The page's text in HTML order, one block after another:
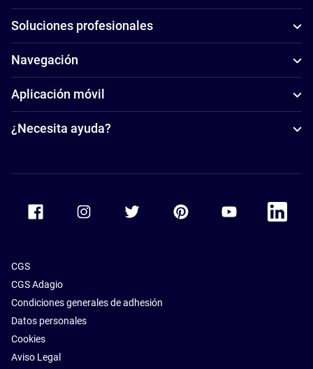
Soluciones profesionales
Navegación
Aplicación móvil
¿Necesita ayuda?
Accor Facebook Accor TwitterAccor PinterestAccor Youtube
Accor
CGS
CGS Adagio
Condiciones generales de adhesión
Datos personales
Cookies
Aviso Legal